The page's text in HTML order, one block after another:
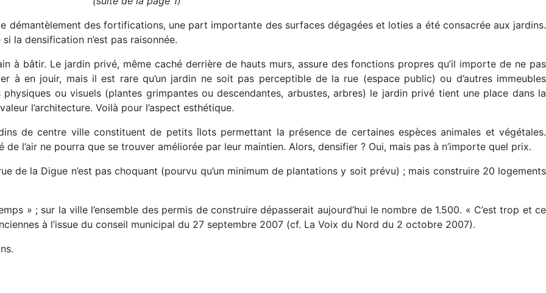
démantèlement des fortifications, une part importante des surfaces dégagées et loties a été consacrée aux jardins.
la densification n’est pas raisonnée.
à bâtir. Le jardin privé, même caché derrière de hauts murs, assure des fonctions propres qu’il importe de ne pas
à en jouir, mais il est rare qu’un jardin ne soit pas perceptible de la rue (espace public) ou d’autres immeubles
ou visuels (plantes grimpantes ou descendantes, arbustes, arbres) le jardin privé tient une place dans la
l’architecture. Voilà pour l’aspect esthétique.
de centre ville constituent de petits îlots permettant la présence de certaines espèces animales et végétales.
l’air ne pourra que se trouver améliorée par leur maintien. Alors, densifier ? Oui, mais pas à n’importe quel prix.
de la Digue n’est pas choquant (pourvu qu’un minimum de plantations y soit prévu) ; mais construire 20 logements
» ; sur la ville l’ensemble des permis de construire dépasserait aujourd’hui le nombre de 1.500. « C’est trop et ce
à l’issue du conseil municipal du 27 septembre 2007 (cf. La Voix du Nord du 2 octobre 2007).